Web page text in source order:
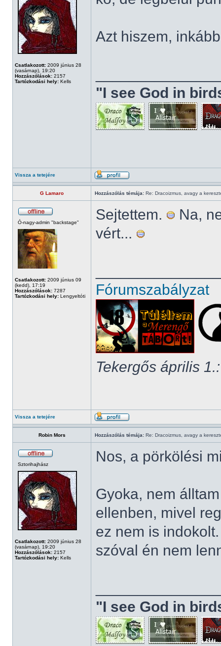
Csatlakozott: 2009 június 28
(vasárnap), 19:20
Hozzászólások: 2157
Tartózkodási hely: Kells
Azt hiszem,
"I see God in
Vissza a tetejére
G Lamaro Hozzászólás témája: Re: Dracoizmus, avagy a
Ó-nagy-admin "backstage"
Csatlakozott: 2009 június 09
(kedd), 17:19
Hozzászólások: 7287
Tartózkodási hely: Lengyeltóti
Sejtettem.
Na,
vért...
Fórumszabályzat
Tekergős április 1.:
Vissza a tetejére
Robin Mors Hozzászólás témája: Re: Dracoizmus, avagy a
Sztorihajhász
Csatlakozott: 2009 június 28
(vasárnap), 19:20
Hozzászólások: 2157
Tartózkodási hely: Kells
Nos, a pörkölési
Gyoka, nem
ellenben, mivel
ez nem is
szóval én nem
"I see God in